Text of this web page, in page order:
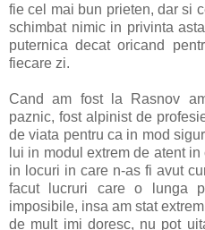
fie cel mai bun prieten, dar si
schimbat nimic in privinta
puternica decat oricand
fiecare zi.
Cand am fost la Rasnov
paznic, fost alpinist de
de viata pentru ca in mod
lui in modul extrem de atent
in locuri in care n-as fi avut
facut lucruri care o lunga
imposibile, insa am stat
de mult imi doresc, nu pot